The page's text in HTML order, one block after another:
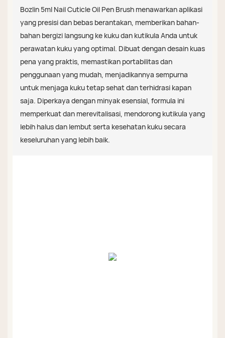
Bozlin 5ml Nail Cuticle Oil Pen Brush menawarkan aplikasi
yang presisi dan bebas berantakan, memberikan bahan-
bahan bergizi langsung ke kuku dan kutikula Anda untuk
perawatan kuku yang optimal. Dibuat dengan desain kuas
pena yang praktis, memastikan portabilitas dan
penggunaan yang mudah, menjadikannya sempurna
untuk menjaga kuku tetap sehat dan terhidrasi kapan
saja. Diperkaya dengan minyak esensial, formula ini
memperkuat dan merevitalisasi, mendorong kutikula yang
lebih halus dan lembut serta kesehatan kuku secara
keseluruhan yang lebih baik.